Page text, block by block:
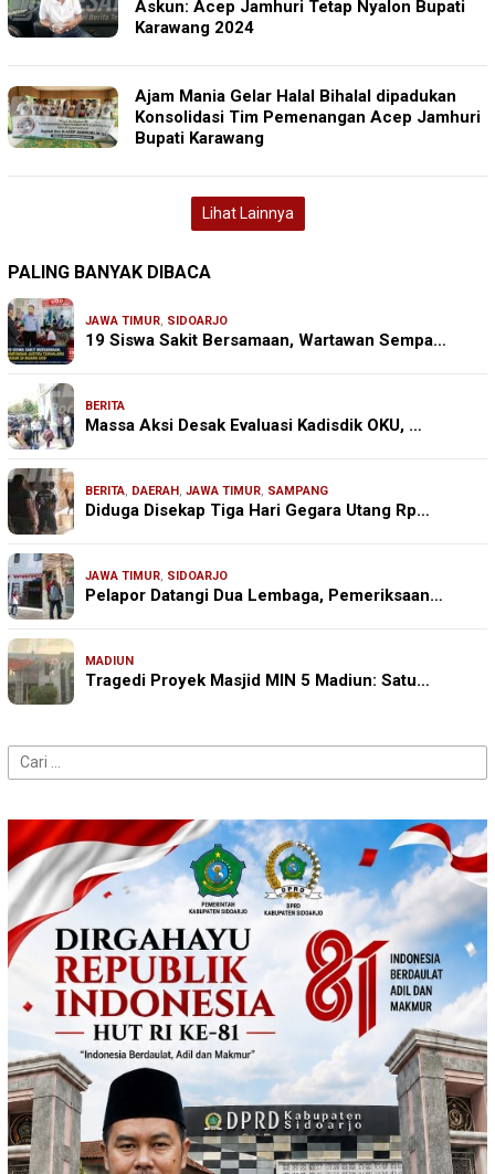
Askun: Acep Jamhuri Tetap Nyalon Bupati
Karawang 2024
Ajam Mania Gelar Halal Bihalal dipadukan
Konsolidasi Tim Pemenangan Acep Jamhuri
Bupati Karawang
Lihat Lainnya
PALING BANYAK DIBACA
JAWA TIMUR, SIDOARJO
19 Siswa Sakit Bersamaan, Wartawan Sempa…
BERITA
Massa Aksi Desak Evaluasi Kadisdik OKU, …
BERITA, DAERAH, JAWA TIMUR, SAMPANG
Diduga Disekap Tiga Hari Gegara Utang Rp…
JAWA TIMUR, SIDOARJO
Pelapor Datangi Dua Lembaga, Pemeriksaan…
MADIUN
Tragedi Proyek Masjid MIN 5 Madiun: Satu…
Cari
untuk: